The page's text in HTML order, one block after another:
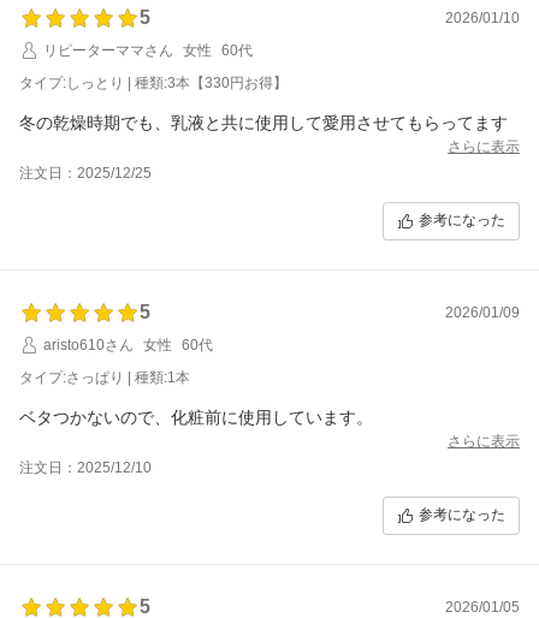
5
2026/01/10
リピーターママさん
女性
60代
タイプ:しっとり | 種類:3本【330円お得】
冬の乾燥時期でも、乳液と共に使用して愛用させてもらってます
さらに表示
注文日：2025/12/25
参考になった
5
2026/01/09
aristo610さん
女性
60代
タイプ:さっぱり | 種類:1本
ベタつかないので、化粧前に使用しています。
さらに表示
注文日：2025/12/10
参考になった
5
2026/01/05